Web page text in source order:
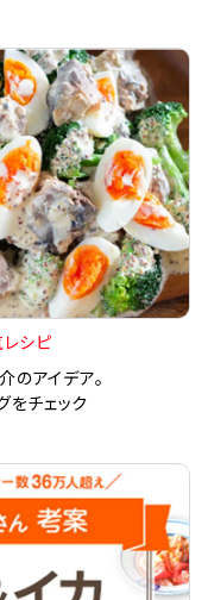
シピ
のアイデア。
をチェック